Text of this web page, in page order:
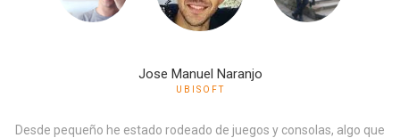
Jose Manuel Naranjo
UBISOFT
Desde pequeño he estado rodeado de juegos y consolas, algo que